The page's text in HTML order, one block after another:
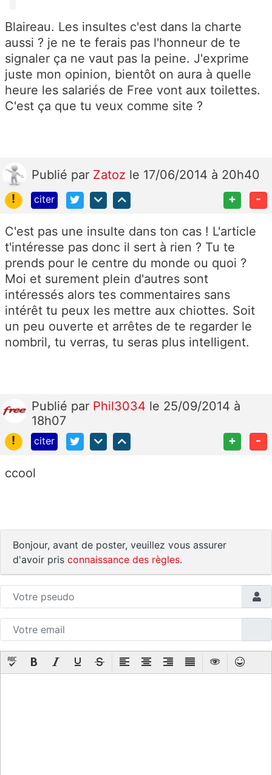
Blaireau. Les insultes c'est dans la charte
aussi ? je ne te ferais pas l'honneur de te
signaler ça ne vaut pas la peine. J'exprime
juste mon opinion, bientôt on aura à quelle
heure les salariés de Free vont aux toilettes.
C'est ça que tu veux comme site ?
Publié par Zatoz le 17/06/2014 à 20h40
!
citer + -
C'est pas une insulte dans ton cas ! L'article
t'intéresse pas donc il sert à rien ? Tu te
prends pour le centre du monde ou quoi ?
Moi et surement plein d'autres sont
intéressés alors tes commentaires sans
intérêt tu peux les mettre aux chiottes. Soit
un peu ouverte et arrêtes de te regarder le
nombril, tu verras, tu seras plus intelligent.
Publié par Phil3034 le 25/09/2014 à
18h07
!
citer + -
ccool
Bonjour, avant de poster, veuillez vous assurer
d'avoir pris connaissance des règles.